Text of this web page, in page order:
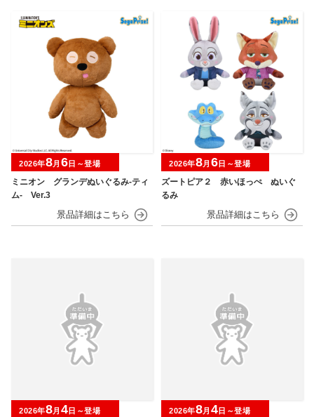
ミニオン グランデぬいぐるみ‐ティ
ム‐ Ver.3
2026年8月 6日～登場
ズートピア２ 赤いほっぺ ぬいぐ
るみ
2026年8月 6日～登場
2026年8月 4日～登場 2026年8月 4日～登場